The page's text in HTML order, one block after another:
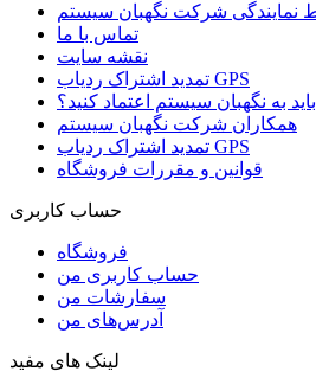
نمایندگی شرکت نگهبان سیستم
تماس با ما
نقشه سایت
تمدید اشتراک ردیاب GPS
به نگهبان سیستم اعتماد کنید؟
همکاران شرکت نگهبان سیستم
تمدید اشتراک ردیاب GPS
قوانین و مقررات فروشگاه
حساب کاربری
فروشگاه
حساب کاربری من
سفارشات من
آدرس‌های من
لینک های مفید